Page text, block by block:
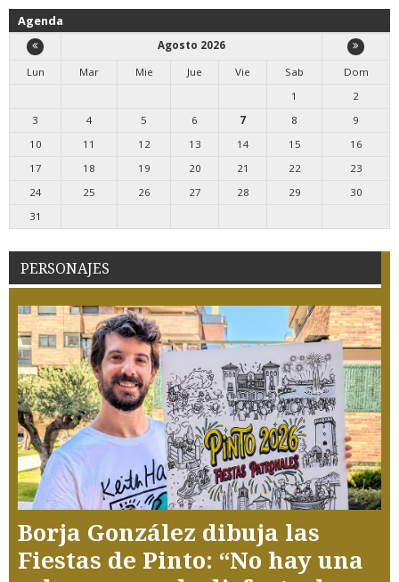
Agenda
Agosto 2026
Lun
Mar Mie Jue Vie Sab
Dom
1
2
3
4 5 6 7 8
9
10
11 12 13 14 15
16
17
18 19 20 21 22
23
24
25 26 27 28 29
30
31
PERSONAJES
Borja González dibuja las
Fiestas de Pinto: “No hay una